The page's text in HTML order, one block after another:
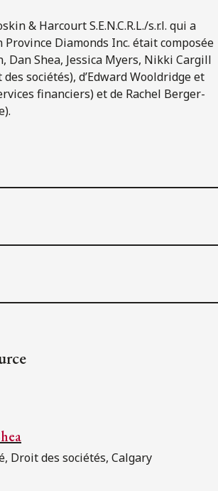
& Harcourt S.E.N.C.R.L./s.r.l. qui a
Diamonds Inc. était composée
Dan Shea, Jessica Myers, Nikki Cargill
sociétés), d’Edward Wooldridge et
financiers) et de Rachel Berger-
Droit des sociétés, Calgary